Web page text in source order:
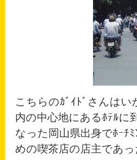
こちらのｶﾞｲﾄﾞさんはい
内の中心地にあるﾎﾃﾙに
なった岡山県出身でﾎｰﾁ
めの喫茶店の店主であ